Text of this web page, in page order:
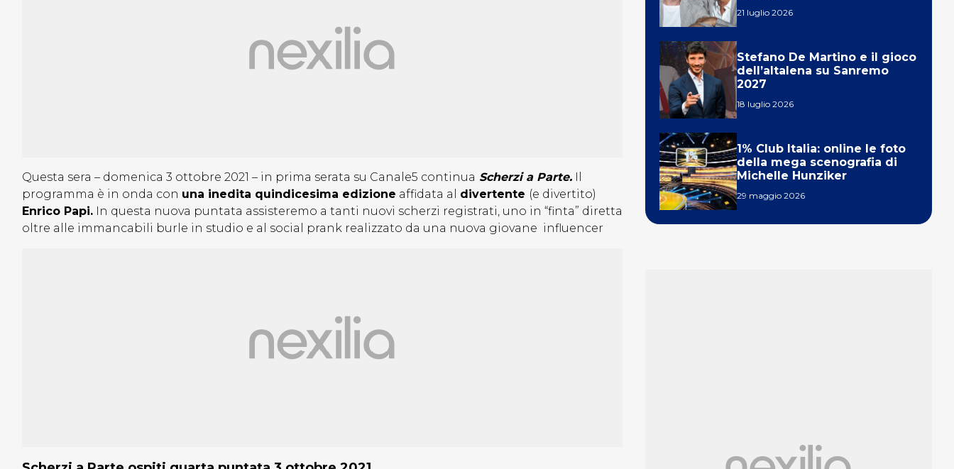
Questa sera – domenica 3 ottobre 2021 – in prima serata su Canale5 continua Scherzi a Parte. Il
programma è in onda con una inedita quindicesima edizione affidata al divertente (e divertito)
Enrico Papi. In questa nuova puntata assisteremo a tanti nuovi scherzi registrati, uno in “finta” diretta
oltre alle immancabili burle in studio e al social prank realizzato da una nuova giovane influencer
21 luglio 2026
Stefano De Martino e il gioco
dell’altalena su Sanremo
2027
18 luglio 2026
1% Club Italia: online le foto
della mega scenografia di
Michelle Hunziker
29 maggio 2026